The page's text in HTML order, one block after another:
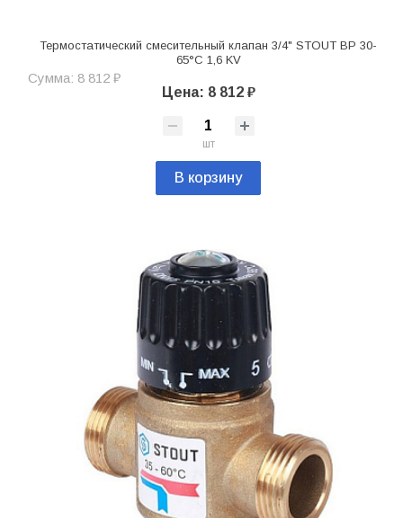
Термостатический смесительный клапан 3/4" STOUT ВР 30-
65°С 1,6 KV
Сумма: 8 812 ₽
Цена: 8 812 ₽
шт
В корзину